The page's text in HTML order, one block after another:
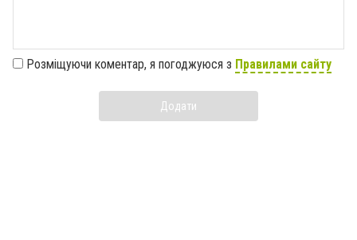
Розміщуючи коментар, я погоджуюся з Правилами сайту
Додати